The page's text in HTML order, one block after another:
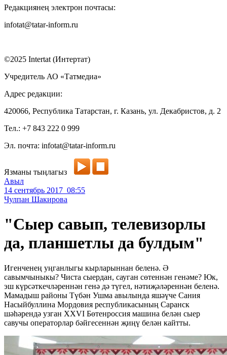
Редакциянең электрон почтасы:
infotat@tatar-inform.ru
©2025 Intertat (Интертат)
Учредитель АО «Татмедиа»
Адрес редакции:
420066, Республика Татарстан, г. Казань, ул. Декабристов, д. 2
Тел.: +7 843 222 0 999
Эл. почта: infotat@tatar-inform.ru
Язманы тыңлагыз
Авыл
14 сентябрь 2017 08:55
Чулпан Шакирова
"Сыер савып, телевизорлы
да, планшетлы да булдым"
Игенченең уңганлыгы кырларыннан беленә. Ә
савымчыныкы? Чиста сыердан, сауган сөтеннән генәме? Юк,
эш күрсәткечләреннән генә дә түгел, нәтиҗәләреннән беленә.
Мамадыш районы Түбән Ушма авылында яшәүче Сания
Насыйбуллина Мордовия республикасының Саранск
шәһәрендә узган XXVI Бөтенроссия машина белән сыер
савучы операторлар бәйгесеннән җиңү белән кайтты.